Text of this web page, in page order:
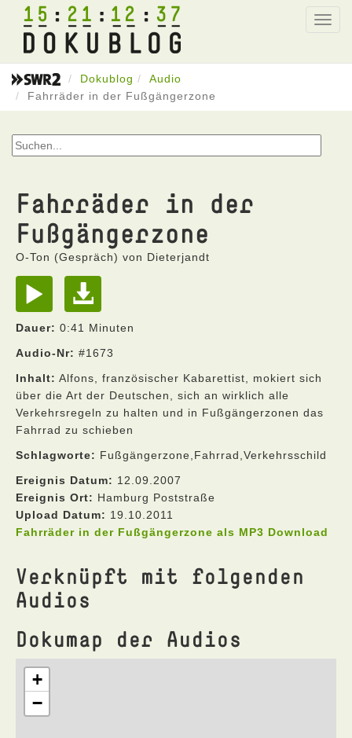
15 21 12 37
Dokublog
Audio
Fahrräder in der Fußgängerzone
Fahrräder in der
Fußgängerzone
O-Ton (Gespräch) von Dieterjandt
Dauer: 0:41 Minuten
Audio-Nr: #1673
Inhalt: Alfons, französischer Kabarettist, mokiert sich
über die Art der Deutschen, sich an wirklich alle
Verkehrsregeln zu halten und in Fußgängerzonen das
Fahrrad zu schieben
Schlagworte: Fußgängerzone,Fahrrad,Verkehrsschild
Ereignis Datum: 12.09.2007
Ereignis Ort: Hamburg Poststraße
Upload Datum: 19.10.2011
Fahrräder in der Fußgängerzone als MP3 Download
Verknüpft mit folgenden
Audios
Dokumap der Audios